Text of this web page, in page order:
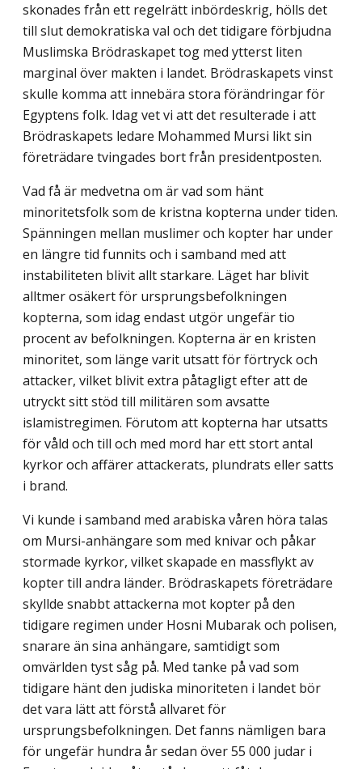
skonades från ett regelrätt inbördeskrig, hölls det
till slut demokratiska val och det tidigare förbjudna
Muslimska Brödraskapet tog med ytterst liten
marginal över makten i landet. Brödraskapets vinst
skulle komma att innebära stora förändringar för
Egyptens folk. Idag vet vi att det resulterade i att
Brödraskapets ledare Mohammed Mursi likt sin
företrädare tvingades bort från presidentposten.
Vad få är medvetna om är vad som hänt
minoritetsfolk som de kristna kopterna under tiden.
Spänningen mellan muslimer och kopter har under
en längre tid funnits och i samband med att
instabiliteten blivit allt starkare. Läget har blivit
alltmer osäkert för ursprungsbefolkningen
kopterna, som idag endast utgör ungefär tio
procent av befolk­ningen. Kopterna är en kristen
minoritet, som länge varit utsatt för förtryck och
attacker, vilket blivit extra påtagligt efter att de
utryckt sitt stöd till militären som avsatte
islamistregimen. Förutom att kopterna har utsatts
för våld och till och med mord har ett stort antal
kyrkor och affärer attackerats, plundrats eller satts
i brand.
Vi kunde i samband med arabiska våren höra talas
om Mursi-anhängare som med knivar och påkar
stormade kyrkor, vilket skapade en massflykt av
kopter till andra länder. Brödraskapets företrädare
skyllde snabbt attackerna mot kopter på den
tidigare regimen under Hosni Mubarak och polisen,
snarare än sina anhängare, samtidigt som
omvärlden tyst såg på. Med tanke på vad som
tidigare hänt den judiska minoriteten i landet bör
det vara lätt att förstå allvaret för
ursprungsbefolkningen. Det fanns nämligen bara
för ungefär hundra år sedan över 55 000 judar i